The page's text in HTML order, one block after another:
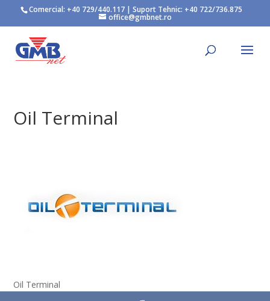
Comercial: +40 729/440.117| Suport Tehnic: +40 722/736.875
office@gmbnet.ro
Oil Terminal
Oil Terminal